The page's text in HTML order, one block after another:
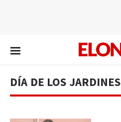
DÍA DE LOS JARDINES